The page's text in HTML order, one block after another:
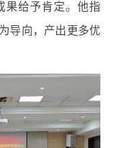
果给予肯定。他指
导向，产出更多优